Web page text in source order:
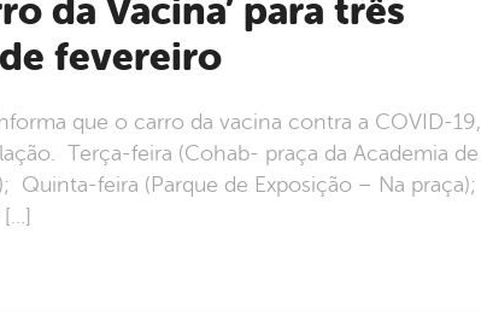
fevereiro
que o carro da vacina contra a COVID-19,
Terça-feira (Cohab- praça da Academia de
feira (Parque de Exposição – Na praça);
[…]